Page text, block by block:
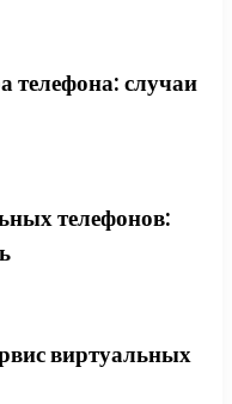
телефона: случаи
телефонов:
виртуальных